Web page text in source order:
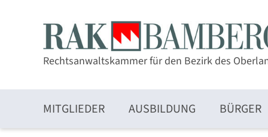
Rechtsanwaltskammer für den Bezirk des
MITGLIEDER AUSBILDUNG BÜRGER